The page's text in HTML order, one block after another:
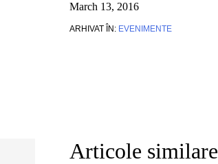
March 13, 2016
ARHIVAT ÎN: EVENIMENTE
Articole similare